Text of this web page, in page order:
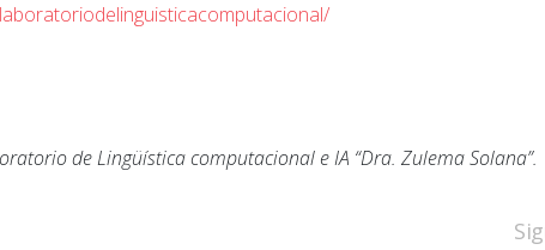
de Lingüística computacional e IA “Dra. Zulema Solana”.
allanamientos y secuestraron bienes